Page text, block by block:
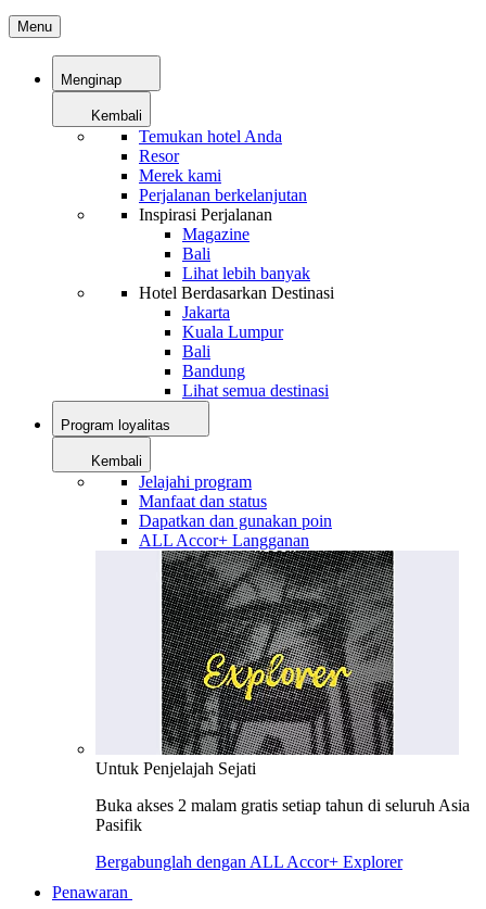
Menu
Menginap
Kembali
Temukan hotel Anda
Resor
Merek kami
Perjalanan berkelanjutan
Inspirasi Perjalanan
Magazine
Bali
Lihat lebih banyak
Hotel Berdasarkan Destinasi
Jakarta
Kuala Lumpur
Bali
Bandung
Lihat semua destinasi
Program loyalitas
Kembali
Jelajahi program
Manfaat dan status
Dapatkan dan gunakan poin
ALL Accor+ Langganan
Untuk Penjelajah Sejati
Buka akses 2 malam gratis setiap tahun di seluruh Asia
Pasifik
Bergabunglah dengan ALL Accor+ Explorer
Penawaran